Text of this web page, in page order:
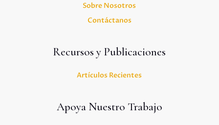
Sobre Nosotros
Contáctanos
Recursos y Publicaciones
Artículos Recientes
Apoya Nuestro Trabajo